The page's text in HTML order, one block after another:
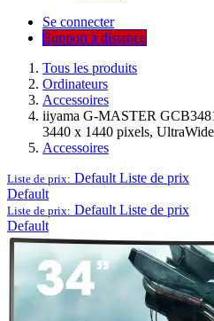
Se connecter
Support à distance
Tous les produits
Ordinateurs
Accessoires
iiyama G-MASTER
3440 x 1440 pixels,
Accessoires
Liste de prix: Default Liste de prix
Default
Liste de prix: Default Liste de prix
Default